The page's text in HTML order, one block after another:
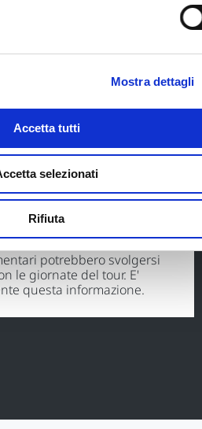
Mostra dettagli
Accetta tutti
selezionati
Rifiuta
pari a € 430 per persona;
150 per persona;
singola € 690;
potrebbero svolgersi
le giornate del tour. E'
questa informazione.